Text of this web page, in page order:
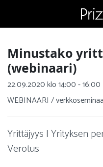
Minustako
(webinaari)
22.09.2020 klo 14:00 - 16:00
WEBINAARI /
Yrittäjyys | Yrityksen
Verotus